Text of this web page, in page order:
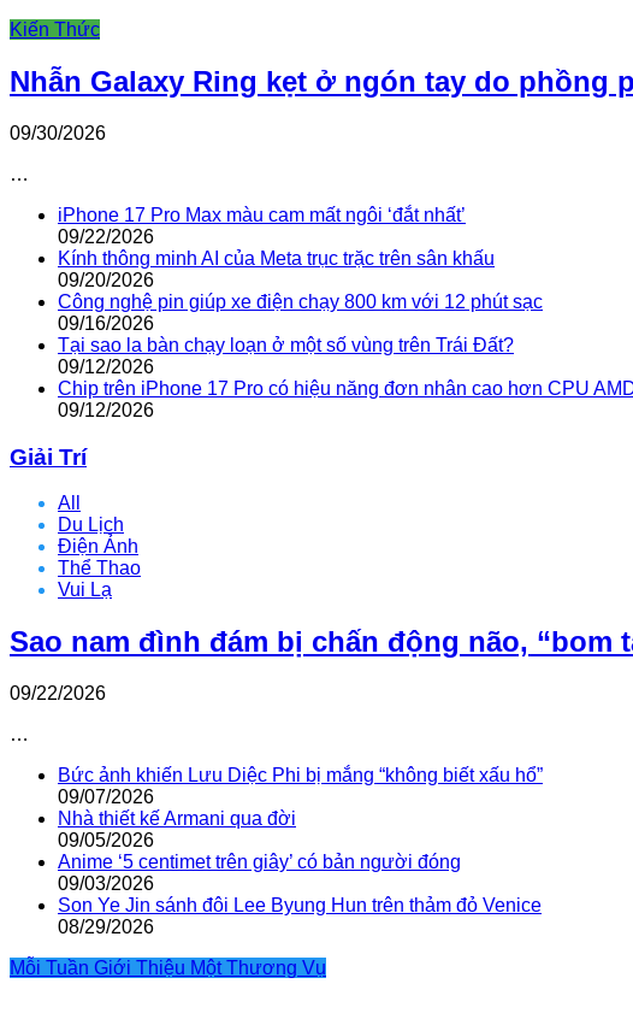
Kiến Thức
Nhẫn Galaxy Ring kẹt ở ngón tay do phồng
09/30/2026
…
iPhone 17 Pro Max màu cam mất ngôi ‘đắt nhất’
09/22/2026
Kính thông minh AI của Meta trục trặc trên sân khấu
09/20/2026
Công nghệ pin giúp xe điện chạy 800 km với 12 phút sạc
09/16/2026
Tại sao la bàn chạy loạn ở một số vùng trên Trái Đất?
09/12/2026
Chip trên iPhone 17 Pro có hiệu năng đơn nhân cao hơn CPU
09/12/2026
Giải Trí
All
Du Lịch
Điện Ảnh
Thể Thao
Vui Lạ
Sao nam đình đám bị chấn động não, “bom
09/22/2026
…
Bức ảnh khiến Lưu Diệc Phi bị mắng “không biết xấu hổ”
09/07/2026
Nhà thiết kế Armani qua đời
09/05/2026
Anime ‘5 centimet trên giây’ có bản người đóng
09/03/2026
Son Ye Jin sánh đôi Lee Byung Hun trên thảm đỏ Venice
08/29/2026
Mỗi Tuần Giới Thiệu Một Thương Vụ